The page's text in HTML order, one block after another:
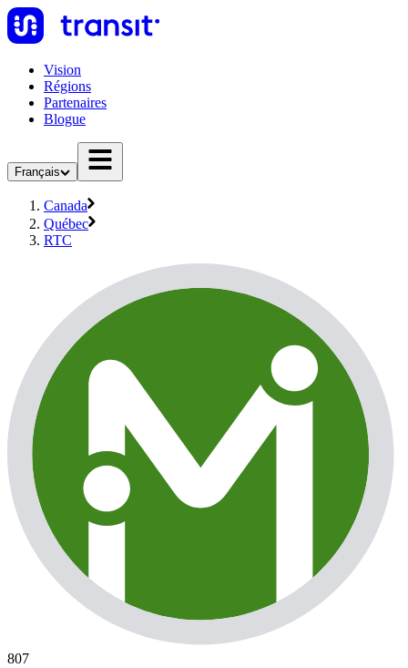
Vision
Régions
Partenaires
Blogue
Français
Canada
Québec
RTC
807